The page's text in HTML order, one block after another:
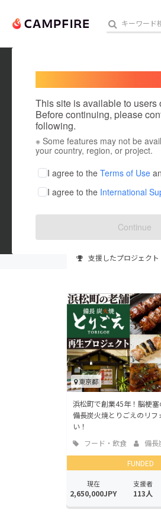
人気のプ
アート
テクノ
映像・
ビジネ
まちづ
This site is available to users
Before continuing, please
following.
※ Some features may not be
your country, region, or project.
I agree to the Terms of Use
I agree to the International
Continue
支援したプロジェクト
東京都
浜松町で創業45年！脳梗塞
備長炭火焼とりごえのリフ
い！
フード・飲食
店
備長
FUNDED
現在
2,650,000JPY
支援者
113人